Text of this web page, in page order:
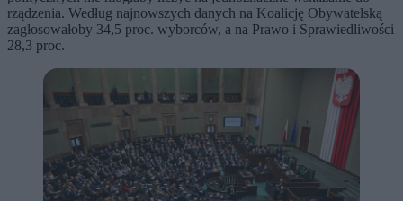
rządzenia. Według najnowszych danych na Koalicję Obywatelską
zagłosowałoby 34,5 proc. wyborców, a na Prawo i Sprawiedliwości
28,3 proc.